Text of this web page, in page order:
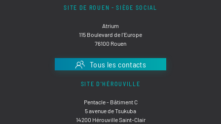
SITE DE ROUEN - SIÈGE SOCIAL
Atrium
115 Boulevard de l'Europe
76100 Rouen
Tous les contacts
SITE D'HÉROUVILLE
Pentacle - Bâtiment C
5 avenue de Tsukuba
14200 Hérouville Saint-Clair